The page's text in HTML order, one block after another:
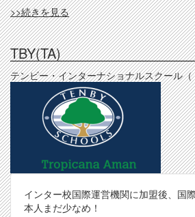
TBY(IPH)
の
>>続きを見る
TBY(TA)
テンビー・インターナショナルスクール
インター校国際運営機関に加盟後、国
本人まだ少なめ！